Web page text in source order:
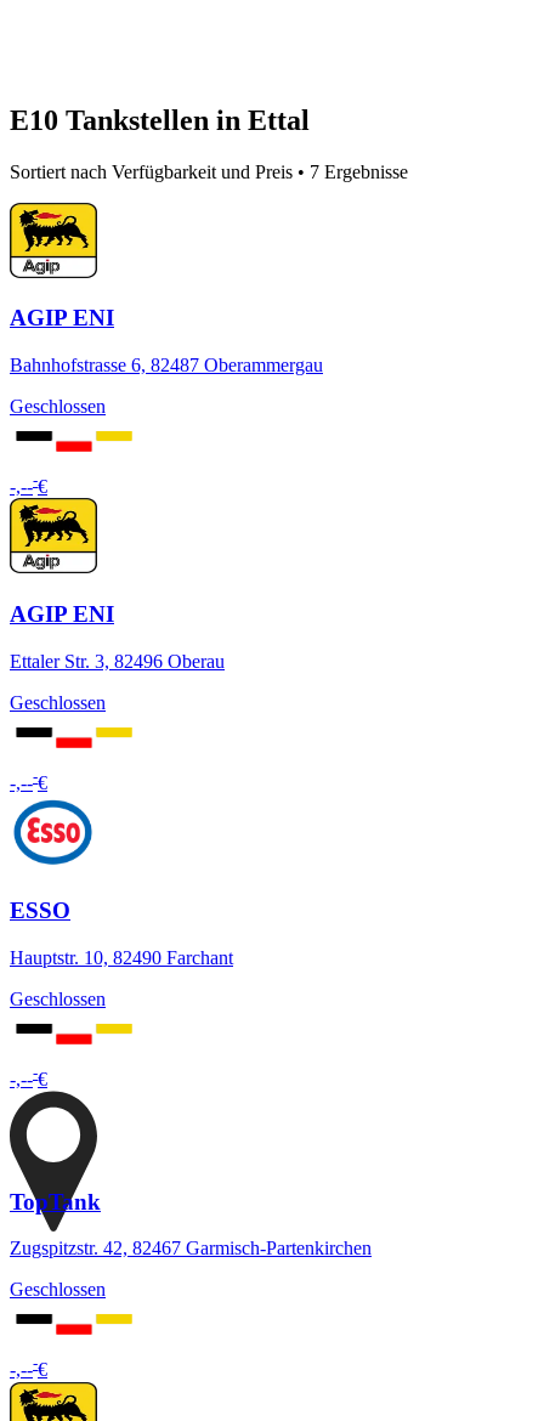
E10 Tankstellen in Ettal
Sortiert nach Verfügbarkeit und Preis • 7 Ergebnisse
AGIP ENI
Bahnhofstrasse 6, 82487 Oberammergau
Geschlossen
-,---€
AGIP ENI
Ettaler Str. 3, 82496 Oberau
Geschlossen
-,---€
ESSO
Hauptstr. 10, 82490 Farchant
Geschlossen
-,---€
TopTank
Zugspitzstr. 42, 82467 Garmisch-Partenkirchen
Geschlossen
-,---€